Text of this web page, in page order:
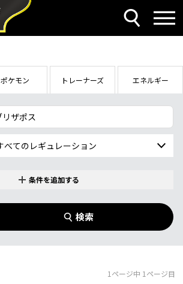
ポケモン トレーナーズ エネルギー
0件選択中
条件を追加する
検索
1 ページ中 1 ページ目